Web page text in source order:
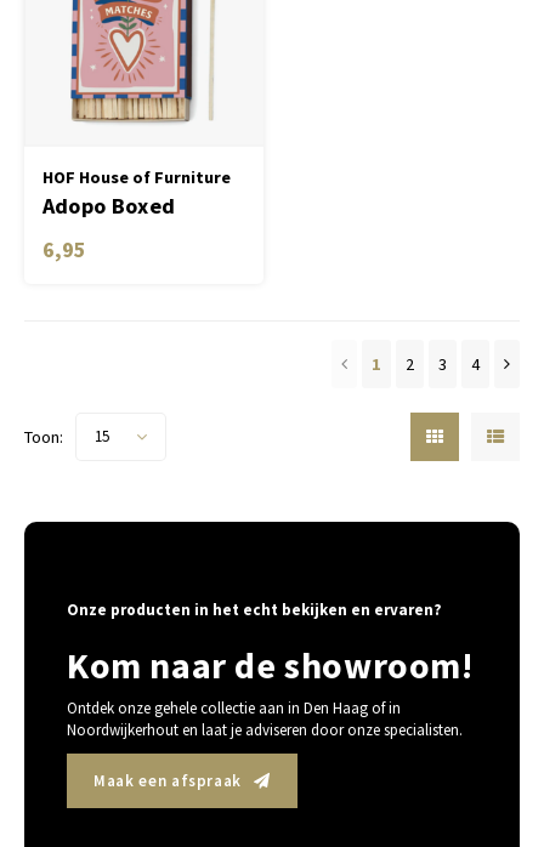
HOF House of Furniture
Adopo Boxed
Matches "Hearts"
set of 75 matches
6,95
1 2 3 4
Toon: 15
Onze producten in het echt bekijken en ervaren?
Kom naar de showroom!
Ontdek onze gehele collectie aan in Den Haag of in
Noordwijkerhout en laat je adviseren door onze specialisten.
Maak een afspraak